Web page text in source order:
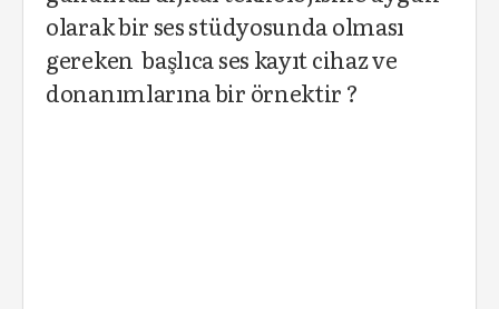
olarak bir ses stüdyosunda olması
gereken başlıca ses kayıt cihaz ve
donanımlarına bir örnektir ?